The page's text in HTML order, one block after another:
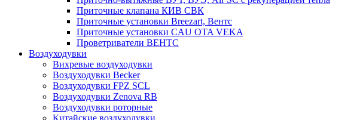
Приточные клапана КИВ СВК
Приточные установки Breezart, Вентс
Приточные установки CAU OTA VEKA
Проветриватели ВЕНТС
Воздуходувки
Вихревые воздуходувки
Воздуходувки Becker
Воздуходувки FPZ SCL
Воздуходувки Zenova RB
Воздуходувки роторные
Китайские воздуходувки